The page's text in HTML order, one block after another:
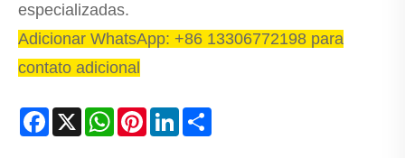
especializadas.
Adicionar WhatsApp: +86 13306772198 para
contato adicional
Facebook
X WhatsAppPinterestLinkedIn